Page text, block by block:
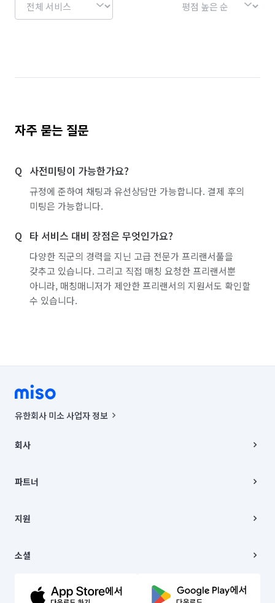
자주 묻는 질문
사전미팅이 가능한가요?
규정에 준하여 채팅과 유선상담만 가능합니다. 결제 후의
미팅은 가능합니다.
타 서비스 대비 장점은 무엇인가요?
다양한 직군의 경력을 지닌 고급 전문가 프리랜서풀을
갖추고 있습니다. 그리고 직접 매칭 요청한 프리랜서뿐
아니라, 매칭매니저가 제안한 프리랜서의 지원서도 확인할
수 있습니다.
유한회사 미소 사업자 정보
00019 |
주소 | 본사: 서울특별시 종로구 율곡로 6(중학동, 트윈트리빌딩) B동 5층
컨택센터 : 서울특별시 종로구 수송동 율곡로 24, 7층, 8층 미소
상품, 상품정보, 거래에 관한 의무와 책임은 거래당사자에게 있습니다.
언론 보도 관련 문의:
© 유한회사 미소. Miso, Inc. All Rights Reserved.
회사
채용
파트너
이사
지원
이용약관
문의하기
소셜
유튜브